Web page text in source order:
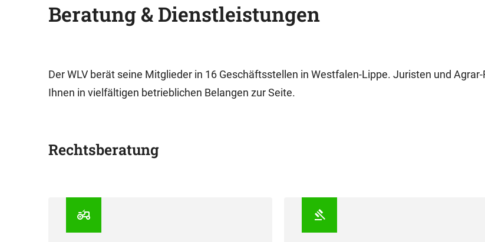
Beratung & Dienstleistungen
Der WLV berät seine Mitglieder in 16 Geschäftsstellen in Westfalen-Lippe. Juristen und
Ihnen in vielfältigen betrieblichen Belangen zur Seite.
Rechtsberatung